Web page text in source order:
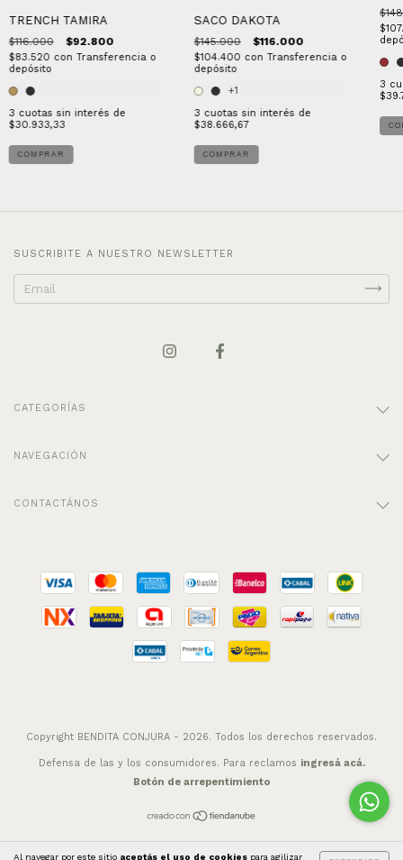
Al navegar por este sitio aceptás el uso de cookies para agilizar
TRENCH TAMIRA
$116.000 $92.800
$83.520 con Transferencia o
depósito
3 cuotas sin interés de
$30.933,33
COMPRAR
SACO DAKOTA
$145.000 $116.000
$104.400 con Transferencia o
depósito
+1
3 cuotas sin interés de
$38.666,67
COMPRAR
3
SUSCRIBITE A NUESTRO NEWSLETTER
CATEGORÍAS
NAVEGACIÓN
CONTACTÁNOS
Copyright BENDITA CONJURA - 2026. Todos los derechos reservados.
Defensa de las y los consumidores. Para reclamos ingresá acá.
Botón de arrepentimiento